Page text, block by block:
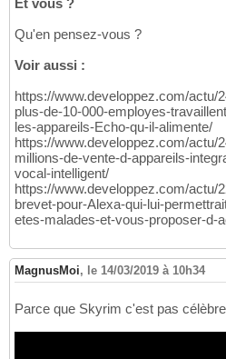
Et vous ?
Qu'en pensez-vous ?
Voir aussi :
https://www.developpez.com/actu/
plus-de-10-000-employes-
les-appareils-Echo-qu-il-alimente/
https://www.developpez.com/actu/
millions-de-vente-d-appareils-
vocal-intelligent/
https://www.developpez.com/actu/
brevet-pour-Alexa-qui-lui-
etes-malades-et-vous-proposer-d-
MagnusMoi, le 14/03/2019 à 10h34
Parce que Skyrim c'est pas